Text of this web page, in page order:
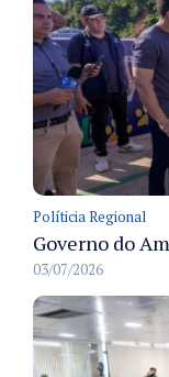
Políticia Regional
03/07/2026